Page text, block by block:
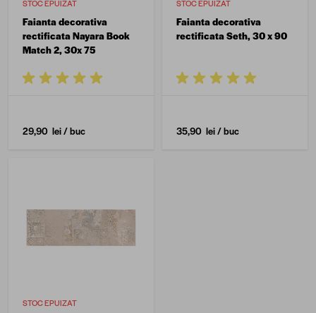
STOC EPUIZAT
Faianta decorativa
rectificata Nayara Book
Match 2, 30x 75
29,90 lei/ buc
STOC EPUIZAT
Faianta decorativa
rectificata Seth, 30 x 90
35,90 lei/ buc
STOC EPUIZAT